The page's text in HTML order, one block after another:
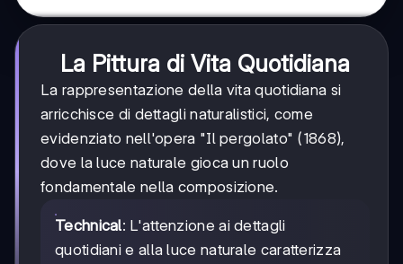
La Pittura di Vita Quotidiana
La rappresentazione della vita quotidiana si
arricchisce di dettagli naturalistici, come
evidenziato nell'opera "Il pergolato" (1868),
dove la luce naturale gioca un ruolo
fondamentale nella composizione.
Technical: L'attenzione ai dettagli
quotidiani e alla luce naturale caratterizza